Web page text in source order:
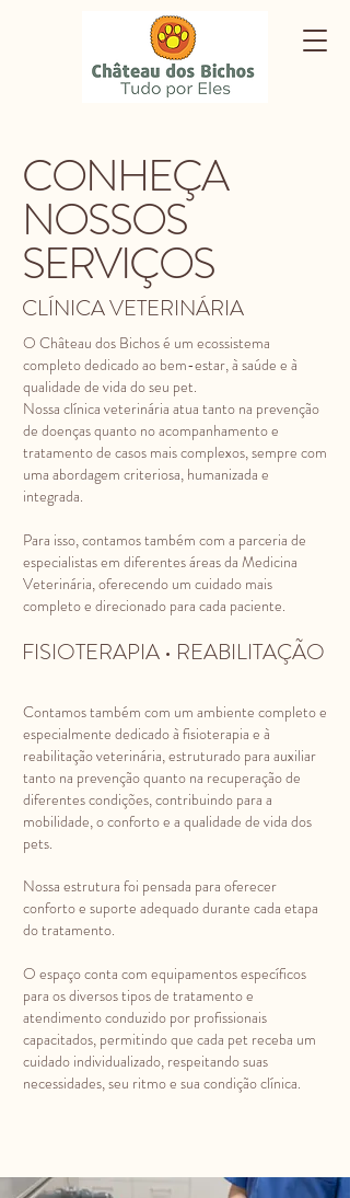
CONHEÇA
NOSSOS
SERVIÇOS
CLÍNICA VETERINÁRIA
O Château dos Bichos é um ecossistema
completo dedicado ao bem-estar, à saúde e à
qualidade de vida do seu pet.
Nossa clínica veterinária atua tanto na prevenção
de doenças quanto no acompanhamento e
tratamento de casos mais complexos, sempre com
uma abordagem criteriosa, humanizada e
integrada.
Para isso, contamos também com a parceria de
especialistas em diferentes áreas da Medicina
Veterinária, oferecendo um cuidado mais
completo e direcionado para cada paciente.
Contamos também com um ambiente completo e
especialmente dedicado à fisioterapia e à
reabilitação veterinária, estruturado para auxiliar
tanto na prevenção quanto na recuperação de
diferentes condições, contribuindo para a
mobilidade, o conforto e a qualidade de vida dos
pets.
Nossa estrutura foi pensada para oferecer
conforto e suporte adequado durante cada etapa
do tratamento.
O espaço conta com equipamentos específicos
para os diversos tipos de tratamento e
atendimento conduzido por profissionais
capacitados, permitindo que cada pet receba um
cuidado individualizado, respeitando suas
necessidades, seu ritmo e sua condição clínica.
FISIOTERAPIA • REABILITAÇÃO